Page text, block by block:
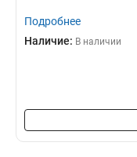
Подробнее
Наличие: В наличии